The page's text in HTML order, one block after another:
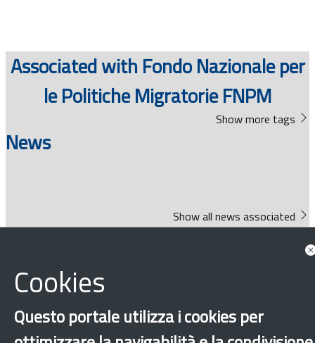
Documents
Associated with Fondo Nazionale per
le Politiche Migratorie FNPM
Show more tags
News
Show all news associated
Highlights
Cookies
Questo portale utilizza i cookies per